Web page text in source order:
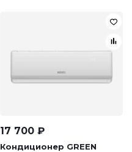
17 700 ₽
Кондиционер GREEN